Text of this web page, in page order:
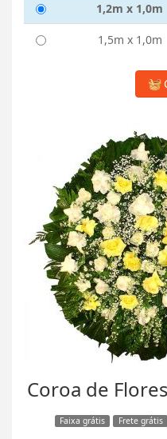
1,2m x 1,0m
1,5m x 1,0m
Coroa de
Faixa grátis Frete grátis